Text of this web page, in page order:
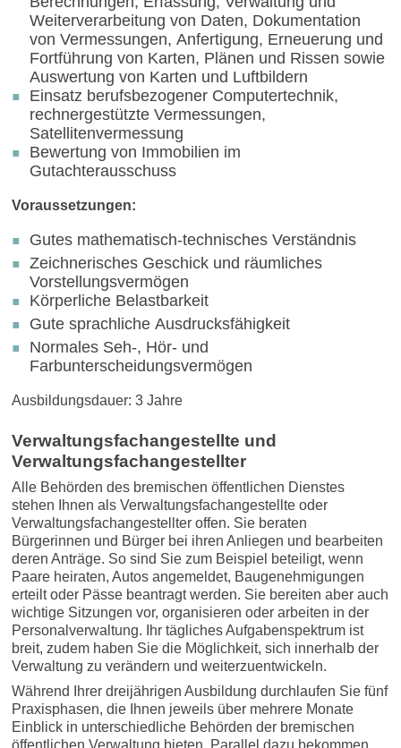
Weiterverarbeitung von Daten, Dokumentation
von Vermessungen, Anfertigung, Erneuerung und
Fortführung von Karten, Plänen und Rissen sowie
Auswertung von Karten und Luftbildern
Einsatz berufsbezogener Computertechnik,
rechnergestützte Vermessungen,
Satellitenvermessung
Bewertung von Immobilien im
Gutachterausschuss
Voraussetzungen:
Gutes mathematisch-technisches Verständnis
Zeichnerisches Geschick und räumliches
Vorstellungsvermögen
Körperliche Belastbarkeit
Gute sprachliche Ausdrucksfähigkeit
Normales Seh-, Hör- und
Farbunterscheidungsvermögen
Ausbildungsdauer: 3 Jahre
Verwaltungsfachangestellte und
Verwaltungsfachangestellter
Alle Behörden des bremischen öffentlichen Dienstes
stehen Ihnen als Verwaltungsfachangestellte oder
Verwaltungsfachangestellter offen. Sie beraten
Bürgerinnen und Bürger bei ihren Anliegen und bearbeiten
deren Anträge. So sind Sie zum Beispiel beteiligt, wenn
Paare heiraten, Autos angemeldet, Baugenehmigungen
erteilt oder Pässe beantragt werden. Sie bereiten aber auch
wichtige Sitzungen vor, organisieren oder arbeiten in der
Personalverwaltung. Ihr tägliches Aufgabenspektrum ist
breit, zudem haben Sie die Möglichkeit, sich innerhalb der
Verwaltung zu verändern und weiterzuentwickeln.
Während Ihrer dreijährigen Ausbildung durchlaufen Sie fünf
Praxisphasen, die Ihnen jeweils über mehrere Monate
Einblick in unterschiedliche Behörden der bremischen
öffentlichen Verwaltung bieten. Parallel dazu bekommen